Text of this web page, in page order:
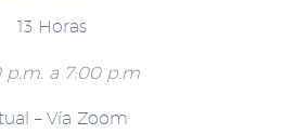
13 Horas
p.m. a 7:00 p.m
– Vía Zoom